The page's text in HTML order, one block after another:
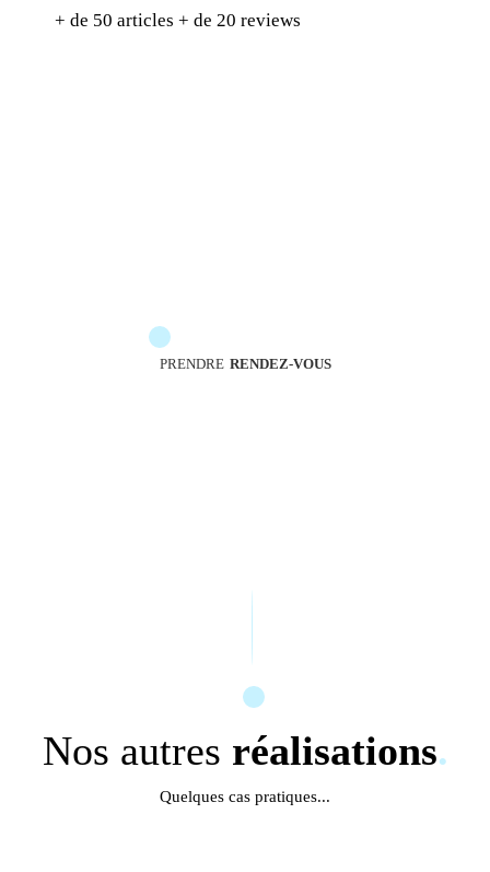
+ de 50 articles + de 20 reviews
PRENDRE RENDEZ-VOUS
Nos autres réalisations.
Quelques cas pratiques...